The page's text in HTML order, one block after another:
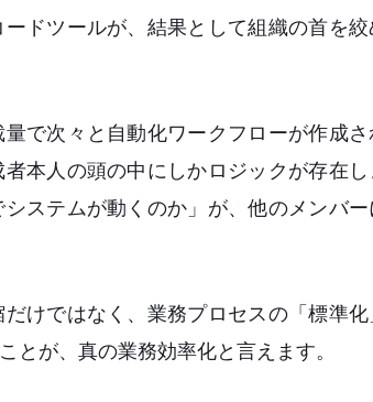
ドツールが、結果として組織の首を絞
で次々と自動化ワークフローが作成
本人の頭の中にしかロジックが存在
ステムが動くのか」が、他のメンバ
けではなく、業務プロセスの「標準
とが、真の業務効率化と言えます。